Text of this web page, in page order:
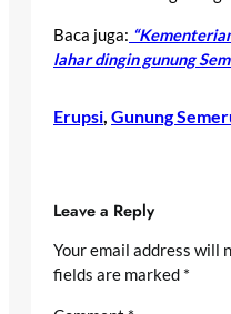
Baca juga:
lahar dingin gunung
Erupsi, Gunung
Leave a Reply
Your email address will
fields are marked *